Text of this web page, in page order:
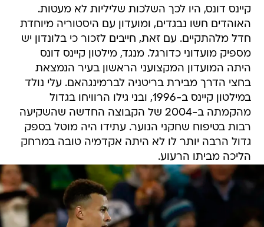
קיינס דונס, היו לכך השלכות שליליות לא מעטות.
האוהדים חשו נבגדים, ומועדון עם היסטוריה מיוחדת
חדל מלהתקיים. עם זאת, חייבים לזכור כי בלונדון יש
מספיק מועדוני כדורגל. מנגד, מילטון קיינס דונס
היתה המועדון המקצועני הראשון בעיר הנמצאת
בחצי הדרך מבירת בריטניה לברמינגהאם. עלי נולד
במילטון קיינס ב-1996, ובני גילו הרוויחו בגדול
מהקמתה ב-2004 של הקבוצה החדשה שהשקיעה
רבות בטיפוח שחקני הנוער. עתידו היה מוטל בספק
גדול הרבה יותר לו לא היתה אקדמיה טובה במרחק
הליכה מביתו הרעוע.